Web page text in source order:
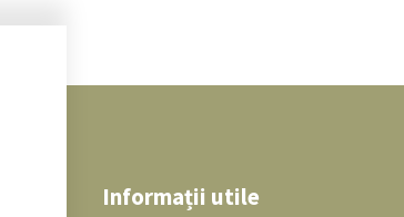
Informații utile